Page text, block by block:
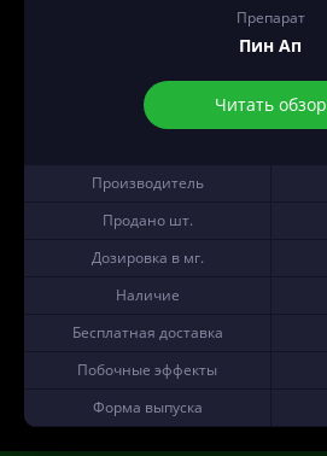
Препарат
Пин Ап
Читать обзор
Производитель
Продано шт.
Дозировка в мг.
Наличие
Бесплатная доставка
Побочные эффекты
Форма выпуска